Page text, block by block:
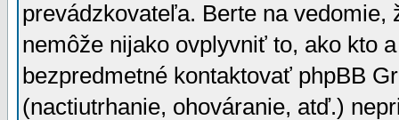
prevádzkovateľa. Berte na vedomie,
nemôže nijako ovplyvniť to, ako kto
bezpredmetné kontaktovať phpBB
(nactiutrhanie, ohováranie, atď.)